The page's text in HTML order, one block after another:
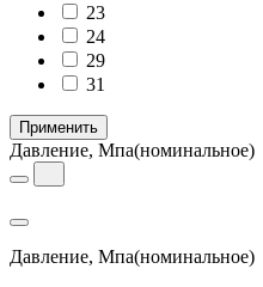
23
24
29
31
Применить
Давление, Мпа(номинальное)
Давление, Мпа(номинальное)